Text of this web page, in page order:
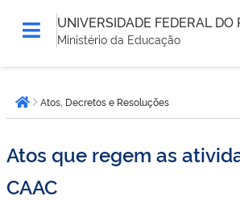
UNIVERSIDADE FEDERAL DO
Ministério da Educação
está
aqui:Página inicial
Atos, Decretos e Resoluções
Atos que regem as
CAAC